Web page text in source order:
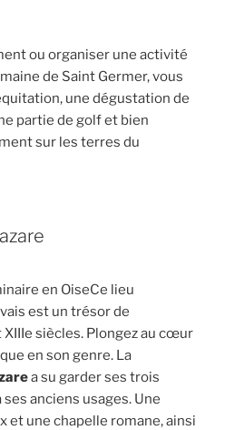
ou organiser une activité
de Saint Germer, vous
une dégustation de
partie de golf et bien
sur les terres du
Ce lieu
est un trésor de
XIIIe siècles. Plongez au cœur
en son genre. La
a su garder ses trois
anciens usages. Une
et une chapelle romane, ainsi